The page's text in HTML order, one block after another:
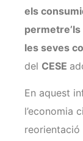
els
les seves
del CESE
En aquest
l’economia
reorientació